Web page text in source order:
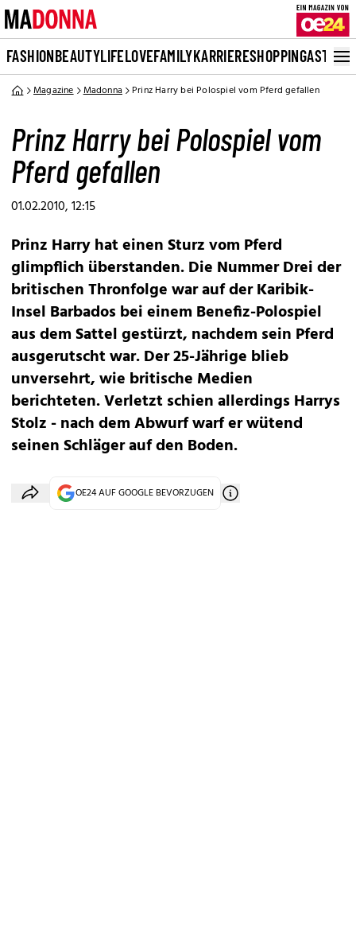
FASHIONBEAUTYLIFELOVEFAMILYKARRIERESHOPPINGASTRO
Magazine Madonna Prinz Harry bei Polospiel vom Pferd gefallen
Prinz Harry bei Polospiel vom
Pferd gefallen
01.02.2010, 12:15
Prinz Harry hat einen Sturz vom Pferd
glimpflich überstanden. Die Nummer Drei der
britischen Thronfolge war auf der Karibik-
Insel Barbados bei einem Benefiz-Polospiel
aus dem Sattel gestürzt, nachdem sein Pferd
ausgerutscht war. Der 25-Jährige blieb
unversehrt, wie britische Medien
berichteten. Verletzt schien allerdings Harrys
Stolz - nach dem Abwurf warf er wütend
seinen Schläger auf den Boden.
OE24 AUF GOOGLE BEVORZUGEN